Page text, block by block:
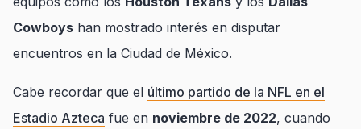
Cowboys han mostrado interés en disputar
encuentros en la Ciudad de México.
Cabe recordar que el último partido de la NFL en el
Estadio Azteca fue en noviembre de 2022, cuando